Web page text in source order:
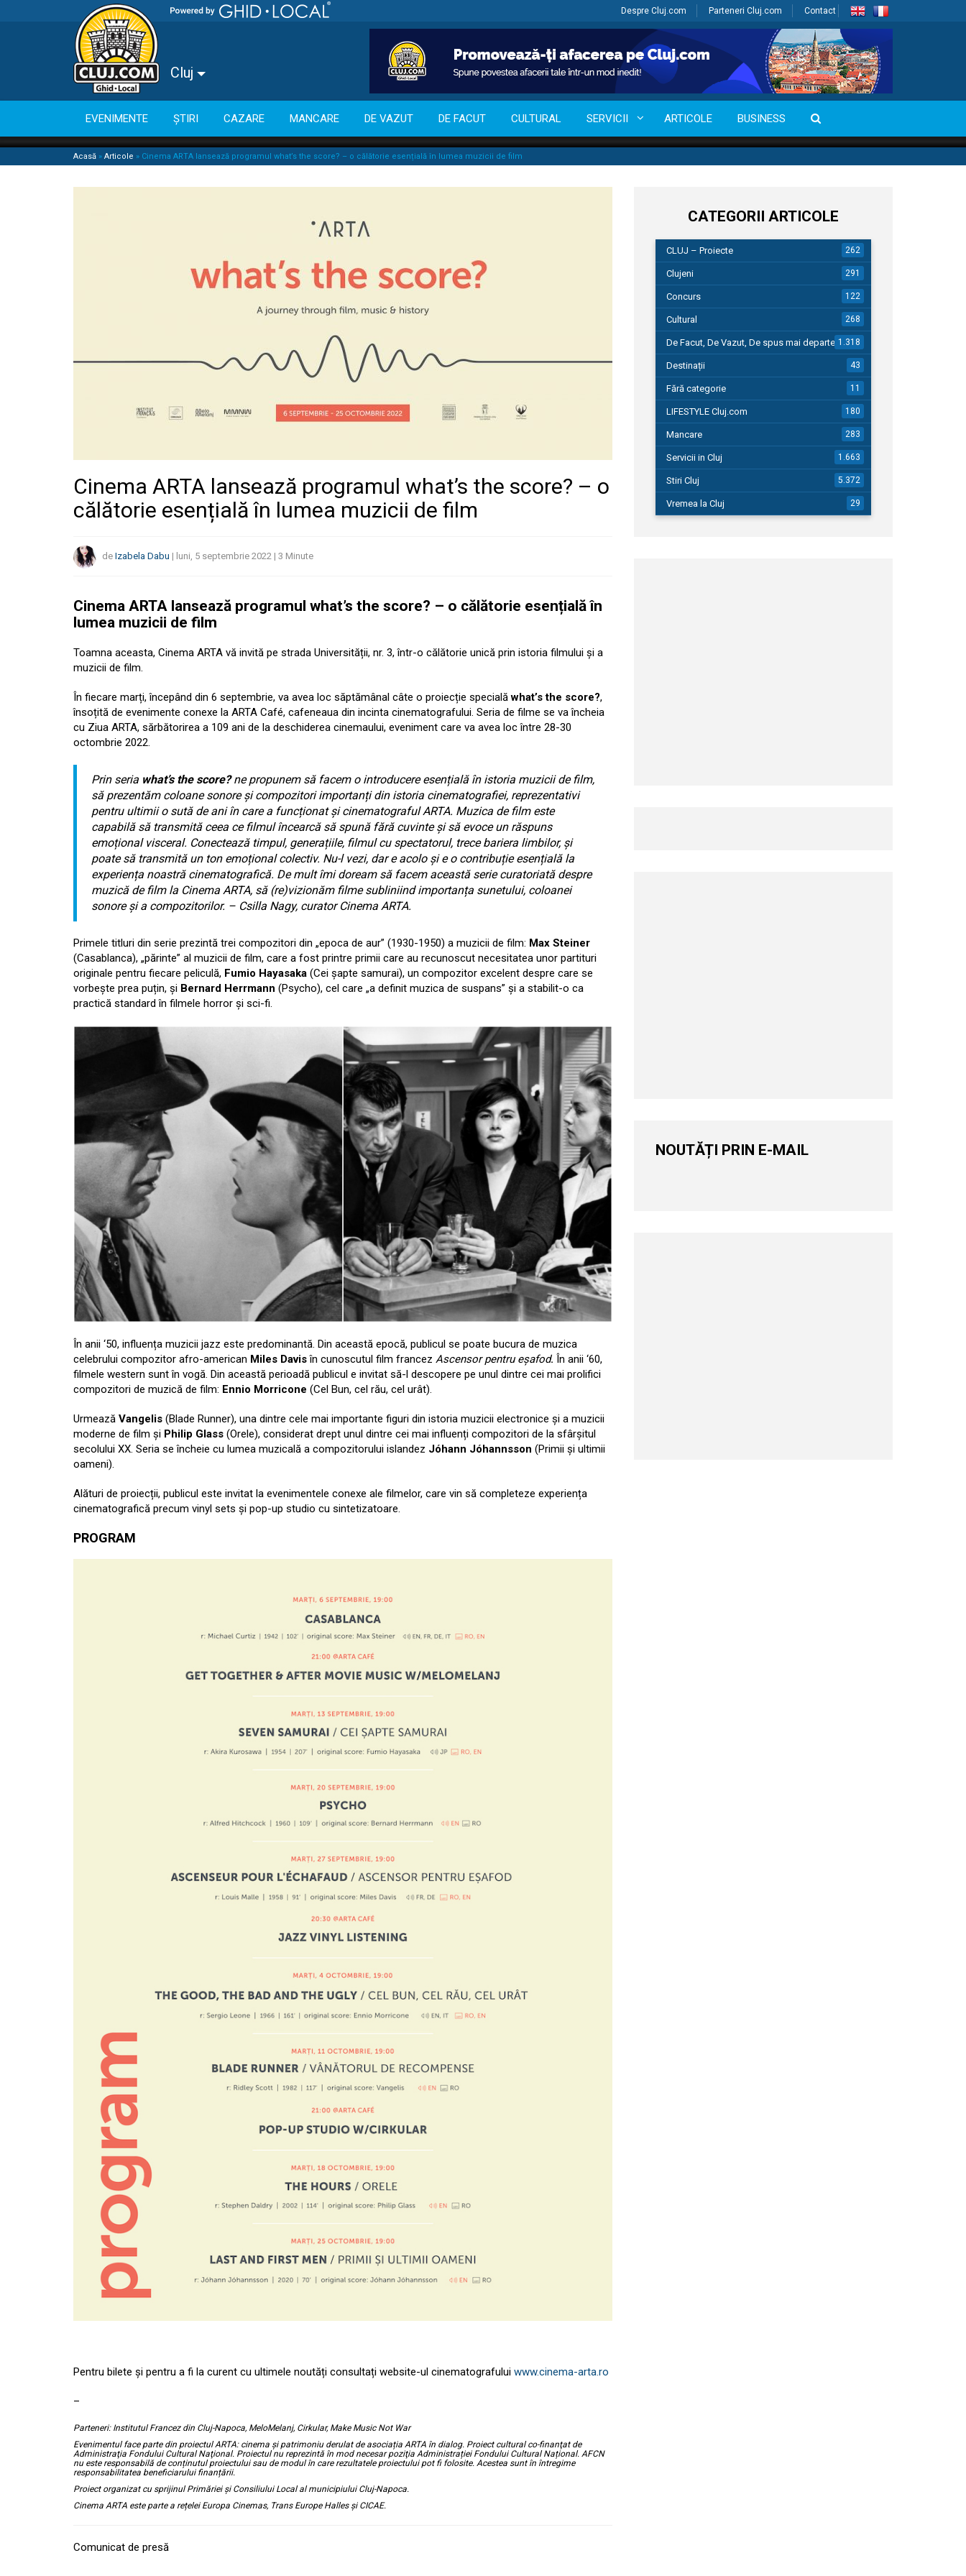
Despre Cluj.com Parteneri Cluj.com Contact
Cluj
EVENIMENTE ȘTIRI CAZARE MANCARE DE VAZUT DE FACUT CULTURAL SERVICII ARTICOLE BUSINESS
Acasă » Articole » Cinema ARTA lansează programul what’s the score? – o călătorie esențială în lumea muzicii de film
Cinema ARTA lansează programul what’s the score? – o
călătorie esențială în lumea muzicii de film
de Izabela Dabu | luni, 5 septembrie 2022 | 3 Minute
Cinema ARTA lansează programul what’s the score? – o călătorie esențială în
lumea muzicii de film
Toamna aceasta, Cinema ARTA vă invită pe strada Universității, nr. 3, într-o călătorie unică prin istoria filmului și a
muzicii de film.
În fiecare marți, începând din 6 septembrie, va avea loc săptămânal câte o proiecție specialăwhat’s the score?,
însoțită de evenimente conexe la ARTA Café, cafeneaua din incinta cinematografului. Seria de filme se va încheia
cu Ziua ARTA, sărbătorirea a 109 ani de la deschiderea cinemaului, eveniment care va avea loc între 28-30
octombrie 2022.
Prin seria what’s the score?ne propunem să facem o introducere esențială în istoria muzicii de film,
să prezentăm coloane sonore și compozitori importanțidin istoria cinematografiei, reprezentativi
pentru ultimii o sută de ani în care a funcționat și cinematograful ARTA. Muzica de film este
capabilă să transmită ceea ce filmul încearcă să spună fără cuvinte și să evoce un răspuns
emoțional visceral. Conectează timpul, generațiile, filmul cu spectatorul, trece bariera limbilor, și
poate să transmită un ton emoțional colectiv. Nu-l vezi, dar e acolo și e o contribuție esențială la
experiența noastră cinematografică. De mult îmi doream să facem această serie curatoriată despre
muzică de film la Cinema ARTA, să (re)vizionăm filme subliniind importanța sunetului, coloanei
sonore și a compozitorilor. – Csilla Nagy, curator Cinema ARTA.
Primele titluri din serie prezintă trei compozitori din „epoca de aur” (1930-1950) a muzicii de film: Max Steiner
(Casablanca), „părinte” al muzicii de film, care a fost printre primii care au recunoscut necesitatea unor partituri
originale pentru fiecare peliculă, Fumio Hayasaka (Cei șapte samurai), un compozitor excelent despre care se
vorbește prea puțin, și Bernard Herrmann (Psycho), cel care „a definit muzica de suspans” și a stabilit-o ca
practică standard în filmele horror și sci-fi.
În anii ‘50, influența muzicii jazz este predominantă. Din această epocă, publicul se poate bucura de muzica
celebrului compozitor afro-american Miles Davisîn cunoscutul film francez Ascensor pentru eșafod. În anii ‘60,
filmele western sunt în vogă. Din această perioadă publicul e invitat să-l descopere pe unul dintre cei mai prolifici
compozitori de muzică de film: Ennio Morricone (Cel Bun, cel rău, cel urât)
Urmează Vangelis (Blade Runner), una dintre cele mai importante figuri din istoria muzicii electronice și a muzicii
moderne de film și Philip Glass (Orele), considerat drept unul dintre cei mai influenți compozitori de la sfârșitul
secolului XX. Seria se încheie cu lumea muzicală a compozitorului islandez Jóhann Jóhannsson (Primii și ultimii
oameni).
Alături de proiecții, publicul este invitat la evenimentele conexe ale filmelor, care vin să completeze experiența
cinematografică precum vinyl sets și pop-up studio cu sintetizatoare.
PROGRAM
Pentru bilete și pentru a fi la curent cu ultimele noutăți consultați website-ul cinematografului www.cinema-arta.ro
–
Parteneri: Institutul Francez din Cluj-Napoca, MeloMelanj, Cirkular, Make Music Not War
Evenimentul face parte din proiectul ARTA: cinema și patrimoniu derulat de asociația ARTA în dialog. Proiect cultural co-finanţat de
Administraţia Fondului Cultural Naţional. Proiectul nu reprezintă în mod necesar poziţia Administrației Fondului Cultural Național. AFCN
nu este responsabilă de conținutul proiectului sau de modul în care rezultatele proiectului pot fi folosite. Acestea sunt în întregime
responsabilitatea beneficiarului finanțării.
Proiect organizat cu sprijinul Primăriei și Consiliului Local al municipiului Cluj-Napoca.
Cinema ARTA este parte a rețelei Europa Cinemas, Trans Europe Halles și CICAE.
Comunicat de presă
CATEGORII ARTICOLE
CLUJ – Proiecte 262
Clujeni 291
Concurs 122
Cultural 268
De Facut, De Vazut, De spus mai departe…1.318
Destinații 43
Fără categorie 11
LIFESTYLE Cluj.com 180
Mancare 283
Servicii in Cluj 1.663
Stiri Cluj 5.372
Vremea la Cluj 29
NOUTĂȚI PRIN E-MAIL